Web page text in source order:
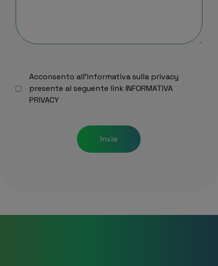
Acconsento all’informativa sulla privacy
presente al seguente linkINFORMATIVA
PRIVACY